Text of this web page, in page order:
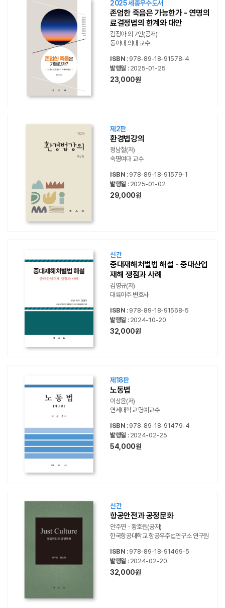
2025 세종우수도서
존엄한 죽음은 가능한가 - 연명의
료결정법의 한계와 대안
김정아 외 7인(공저)
동아대 의대 교수
ISBN : 978-89-18-91578-4
발행일 : 2025-01-25
23,000원
제2판
환경법강의
정남철(저)
숙명여대 교수
ISBN : 978-89-18-91579-1
발행일 : 2025-01-02
29,000원
신간
중대재해처벌법 해설 - 중대산업
재해 쟁점과 사례
김영규(저)
대륙아주 변호사
ISBN : 978-89-18-91568-5
발행일 : 2024-10-20
32,000원
제18판
노동법
이상윤(저)
연세대학교 명예교수
ISBN : 978-89-18-91479-4
발행일 : 2024-02-25
54,000원
신간
항공안전과 공정문화
안주연ㆍ황호원(공저)
한국항공대학교 항공우주법연구소 연구원
ISBN : 978-89-18-91469-5
발행일 : 2024-02-20
32,000원